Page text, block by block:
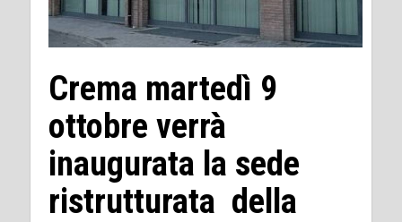
Crema martedì 9
ottobre verrà
inaugurata la sede
ristrutturata della